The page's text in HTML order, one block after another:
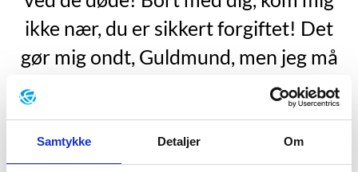
Samtykke Detaljer Om
ikke nær, du er sikkert forgiftet! Det
gør mig ondt, Guldmund, men jeg må
bort, jeg kan ikke blive hos dig.""
Hermann Hesse kommer fra en lille middelalderby i